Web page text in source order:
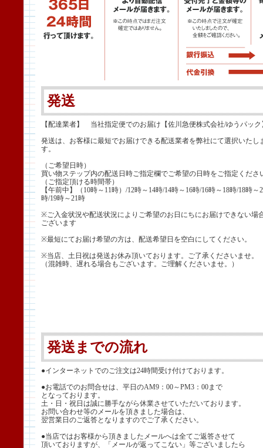
発送
【配達業者】 当社指定便でのお届け【佐川急便株式会社/ゆうパック
発送は、お客様に最短でお届けできる配送業者を弊社にて選択いたし
す。
（ご希望日時）
買い物ステップ内の配送日時ご指定欄でご希望の日時をご指定くださ
（ご指定頂ける時間帯）
【午前中】（10時～11時）/12時～14時/14時～16時/16時～18時/18時～
時/19時～21時
※ご入金状況や配送状況によりご希望のお日にちにお届けできない場
ございます
※最短にてお届け希望の方は、配送希望日を空白にしてください。
※当店、土日祝は発送お休み頂いております。ご了承くださいませ。
（混雑時、遅れる場合もございます。ご理解くださいませ。）
発送までの流れ
●インターネットでのご注文は24時間受け付けております。
●お電話でのお問合せは、平日のAM9：00～PM3：00まで
となっております。
土・日・祝日は誠に勝手ながら休業させていただいております。
お問い合わせ等のメールを頂きました場合は、
翌営業日のご返答となりますのでご了承ください。
●当店ではお客様から頂きましたメールへは全てご返答させて
頂いておりますが、「メールが返ってこない」等ございましたら